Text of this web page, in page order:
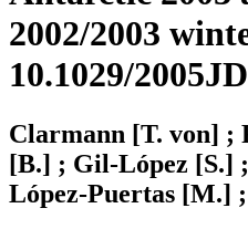
2002/2003
10.1029/
Clarmann [T. von] ;
[B.] ; Gil-López [S.]
López-Puertas [M.]